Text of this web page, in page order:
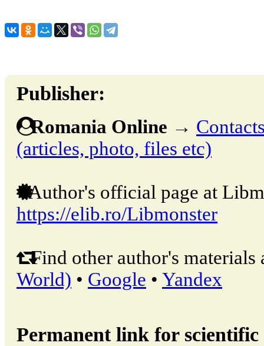
Publisher:
Romania Online →
(articles, photo, files etc)
Author's official page at
https://elib.ro/Libmonster
Find other author's materials
World) • Google • Yandex
Permanent link for